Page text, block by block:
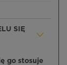
SIĘ
go stosuje